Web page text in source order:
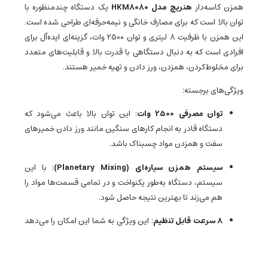
همزن کاسه‌دار هنریچ مدل HKM8080
یک دستگاه چندمنظوره با
توان بالا است که برای مصارف خانگی و نیمه‌حرفه‌ای طراحی شده است.
این همزن با ظرفیت ۸ لیتری و توان 2500 وات، گزینه‌ای ایده‌آل برای
افرادی است که به دنبال دستگاهی با قدرت بالا و قابلیت‌های متعدد
برای مخلوط‌کردن، همزدن، ورز دادن و تهیه خمیر هستند.
ویژگی‌های برجسته:
توان مصرفی 2500 وات
: این توان بالا باعث می‌شود که
دستگاه قادر به انجام کارهای سنگین مانند ورز دادن خمیرهای
سفت و همزدن مواد چسبناک باشد.
سیستم همزن سیاره‌ای (Planetary Mixing)
: با این
سیستم، دستگاه به‌طور یکنواخت و در تمامی قسمت‌ها مواد را
هم می‌زند تا بهترین نتیجه حاصل شود.
۸ سرعت قابل تنظیم
: این ویژگی به شما این امکان را می‌دهد